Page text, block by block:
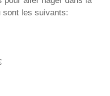
sont les suivants: